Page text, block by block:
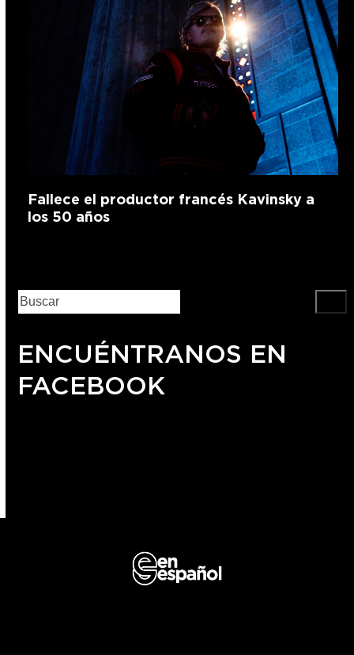
Fallece el productor francés Kavinsky a
los 50 años
ENCUÉNTRANOS EN
FACEBOOK